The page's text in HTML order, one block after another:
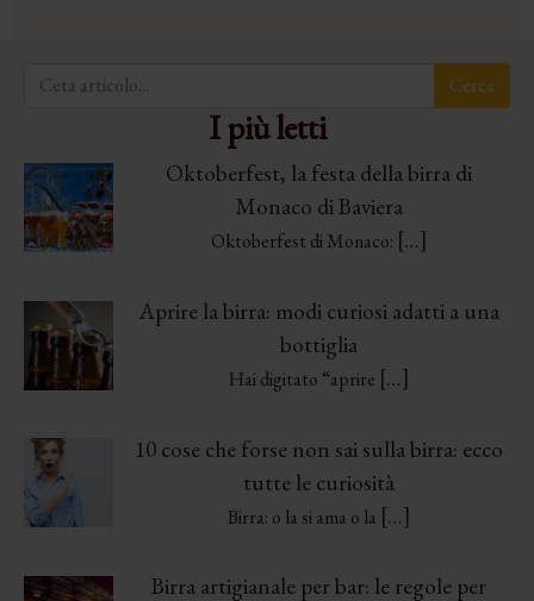
I più letti
Oktoberfest, la festa della birra di
Monaco di Baviera
Oktoberfest di Monaco: […]
Aprire la birra: modi curiosi adatti a una
bottiglia
Hai digitato “aprire […]
10 cose che forse non sai sulla birra: ecco
tutte le curiosità
Birra: o la si ama o la […]
Birra artigianale per bar: le regole per